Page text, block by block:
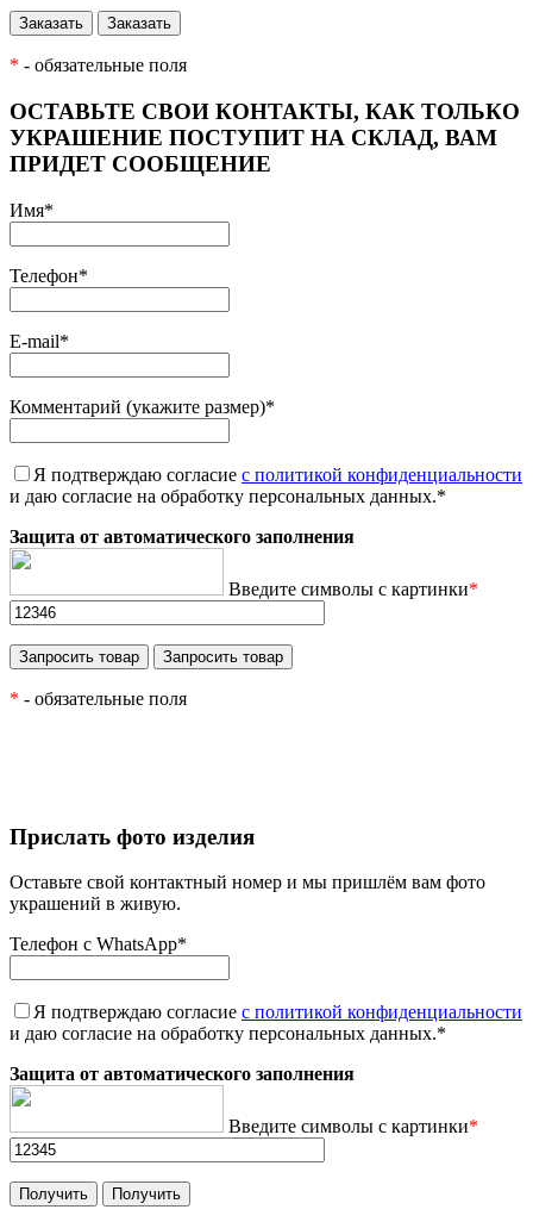
* - обязательные поля
ОСТАВЬТЕ СВОИ КОНТАКТЫ, КАК ТОЛЬКО
УКРАШЕНИЕ ПОСТУПИТ НА СКЛАД, ВАМ
ПРИДЕТ СООБЩЕНИЕ
Имя*
Телефон*
E-mail*
Комментарий (укажите размер)*
Я подтверждаю согласие с политикой конфиденциальности
и даю согласие на обработку персональных данных.*
Защита от автоматического заполнения
Введите символы с картинки*
* - обязательные поля
Прислать фото изделия
Оставьте свой контактный номер и мы пришлём вам фото
украшений в живую.
Телефон с WhatsApp*
Я подтверждаю согласие с политикой конфиденциальности
и даю согласие на обработку персональных данных.*
Защита от автоматического заполнения
Введите символы с картинки*